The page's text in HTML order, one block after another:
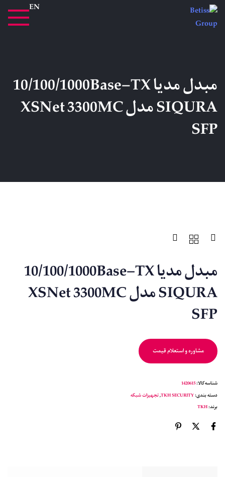
EN
مبدل مدیا 10/100/1000Base-TX
SIQURA مدل XSNet 3300MC
SFP
مبدل مدیا 10/100/1000Base-TX
SIQURA مدل XSNet 3300MC
SFP
مشاوره و استعلام قیمت
شناسه کالا:1420615
دسته بندی:TKH SECURITY
,تجهیزات شبکه
برند:TKH